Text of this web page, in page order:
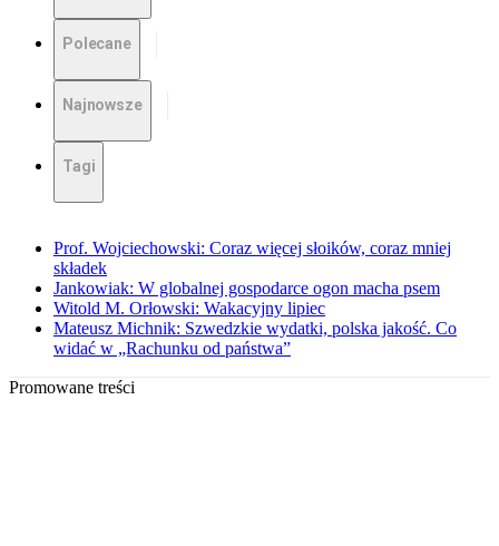
Polecane
Najnowsze
Tagi
Prof. Wojciechowski: Coraz więcej słoików, coraz mniej
składek
Jankowiak: W globalnej gospodarce ogon macha psem
Witold M. Orłowski: Wakacyjny lipiec
Mateusz Michnik: Szwedzkie wydatki, polska jakość. Co
widać w „Rachunku od państwa”
Promowane treści